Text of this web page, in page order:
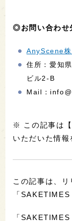
◎お問い合わせ
AnyScene株
住所：愛知
ビル2-B
Mail：
※ この記事は
いただいた情報
この記事は、
「
「